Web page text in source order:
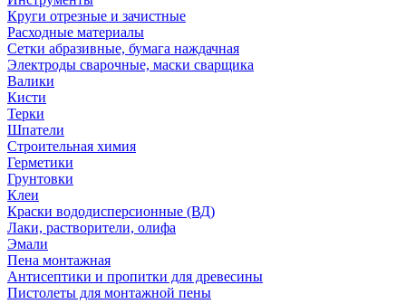
Круги отрезные и зачистные
Расходные материалы
Сетки абразивные, бумага наждачная
Электроды сварочные, маски сварщика
Валики
Кисти
Терки
Шпатели
Строительная химия
Герметики
Грунтовки
Клеи
Краски вододисперсионные (ВД)
Лаки, растворители, олифа
Эмали
Пена монтажная
Антисептики и пропитки для древесины
Пистолеты для монтажной пены